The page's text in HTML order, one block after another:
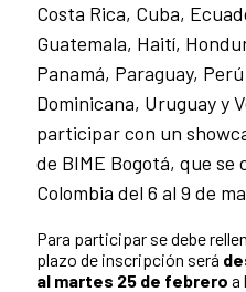
Costa Rica, Cuba,
Guatemala, Haití,
Panamá, Paraguay,
Dominicana, Uruguay y
participar con un
de BIME Bogotá, que
Colombia del 6 al 9 de
Para participar se debe
plazo de inscripción será
al martes 25 de febrero a